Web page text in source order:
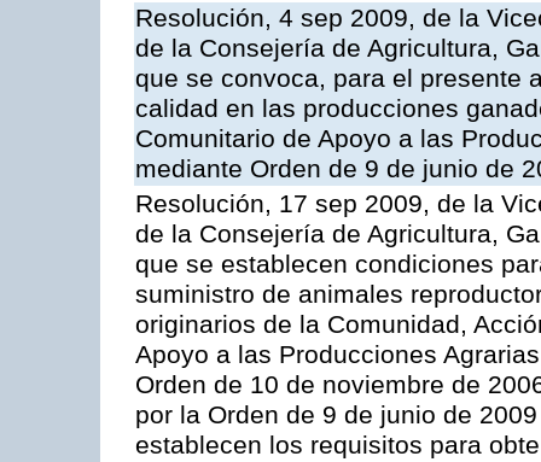
Resolución, 4 sep 2009, de la
de la Consejería de Agricultura,
que se convoca, para el presente
calidad en las producciones
Comunitario de Apoyo a las
mediante Orden de 9 de junio de
Resolución, 17 sep 2009, de la
de la Consejería de Agricultura,
que se establecen condiciones
suministro de animales
originarios de la Comunidad,
Apoyo a las Producciones
Orden de 10 de noviembre de
por la Orden de 9 de junio de
establecen los requisitos para